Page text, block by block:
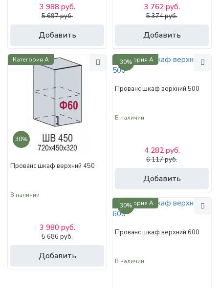
Добавить
3 988 руб.
5 697 руб.
Добавить
3 762 руб.
5 374 руб.
Категория А
30%
Прованс шкаф верхний 450
В наличии
Добавить
3 980 руб.
5 686 руб.
Категория А
30%
Прованс шкаф верхний 500
В наличии
Добавить
4 282 руб.
6 117 руб.
Категория А
30%
Прованс шкаф верхний 600
В наличии